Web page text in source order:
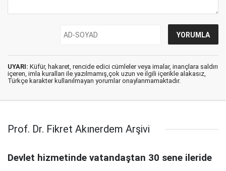
UYARI: Küfür, hakaret, rencide edici cümleler veya imalar, inançlara saldırı
içeren, imla kuralları ile yazılmamış,çok uzun ve ilgili içerikle alakasız,
Türkçe karakter kullanılmayan yorumlar onaylanmamaktadır.
Prof. Dr. Fikret Akınerdem Arşivi
Devlet hizmetinde vatandaştan 30 sene ileride